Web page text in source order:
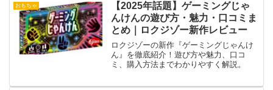
おもちゃ
【2025年話題】ゲーミングじゃ
んけんの遊び方・魅力・口コミま
とめ｜ロクジゾー新作レビュー
ロクジゾーの新作『ゲーミングじゃんけ
ん』を徹底紹介！遊び方や魅力、口コ
ミ、購入方法までわかりやすく解説。